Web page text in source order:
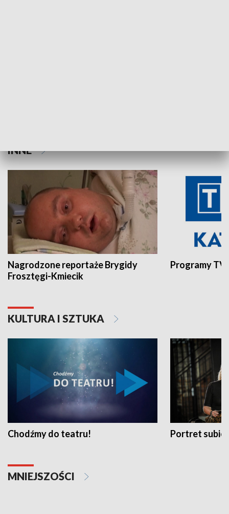
INNE
Nagrodzone reportaże Brygidy
Frosztęgi-Kmiecik
Programy
KULTURA I SZTUKA
Chodźmy do teatru! Portret
MNIEJSZOŚCI